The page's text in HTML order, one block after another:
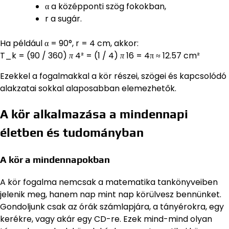
α a középponti szög fokokban,
r a sugár.
Ha például α = 90°, r = 4 cm, akkor:
T_k = (90 / 360) π4² = (1 / 4) π16 = 4π ≈ 12.57 cm²
Ezekkel a fogalmakkal a kör részei, szögei és kapcsolódó
alakzatai sokkal alaposabban elemezhetők.
A kör alkalmazása a mindennapi
életben és tudományban
A kör a mindennapokban
A kör fogalma nemcsak a matematika tankönyveiben
jelenik meg, hanem nap mint nap körülvesz bennünket.
Gondoljunk csak az órák számlapjára, a tányérokra, egy
kerékre, vagy akár egy CD-re. Ezek mind-mind olyan